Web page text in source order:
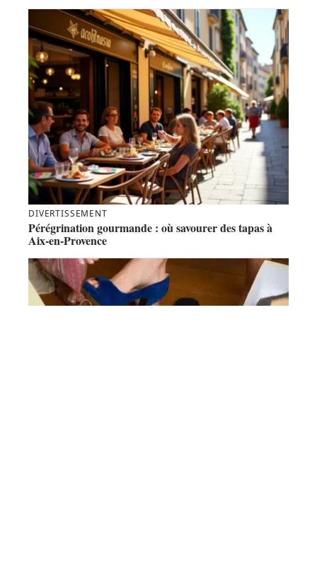
DIVERTISSEMENT
Pérégrination gourmande : où savourer des tapas à
Aix-en-Provence